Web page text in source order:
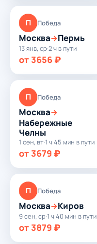
П Победа
Москва→Пермь
13 янв, ср·2 ч в пути
от 3656 ₽
П Победа
Москва→
Набережные
Челны
1 сен, вт·1 ч 45 мин в пути
от 3679 ₽
П Победа
Москва→Киров
9 сен, ср·1 ч 40 мин в пути
от 3879 ₽